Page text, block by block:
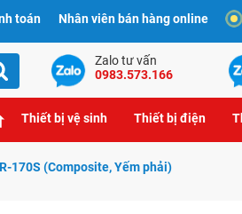
toán Nhân viên bán hàng online
Zalo tư vấn
0983.573.166
Thiết bị vệ sinh Thiết bị điện
170S (Composite, Yếm phải)